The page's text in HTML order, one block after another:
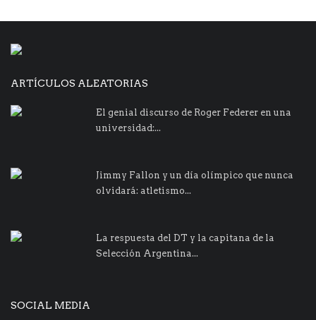
ARTÍCULOS ALEATORIAS
El genial discurso de Roger Federer en una
universidad:...
Jimmy Fallon y un día olímpico que nunca
olvidará: atletismo...
La respuesta del DT y la capitana de la
Selección Argentina...
SOCIAL MEDIA